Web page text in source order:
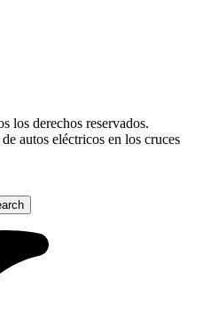
los derechos reservados.
autos eléctricos en los cruces